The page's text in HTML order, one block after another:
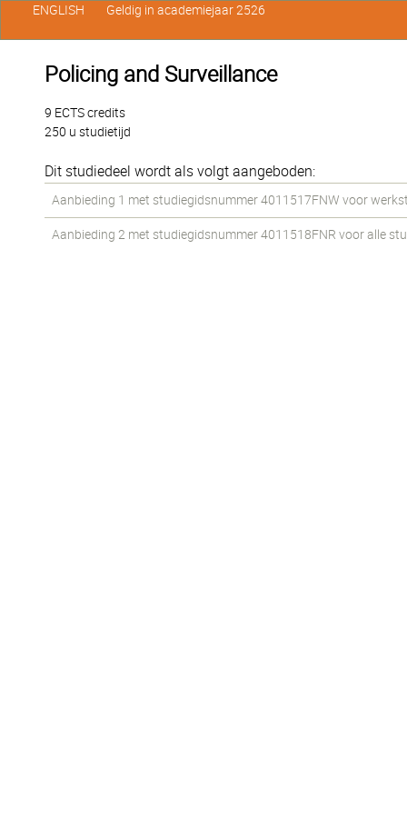
Policing and Surveillance
9 ECTS credits
250 u studietijd
Dit studiedeel wordt als volgt aangeboden:
Aanbieding 1 met studiegidsnummer 4011517FNW voor
Aanbieding 2 met studiegidsnummer 4011518FNR voor alle
ENGLISH Geldig in academiejaar 2526